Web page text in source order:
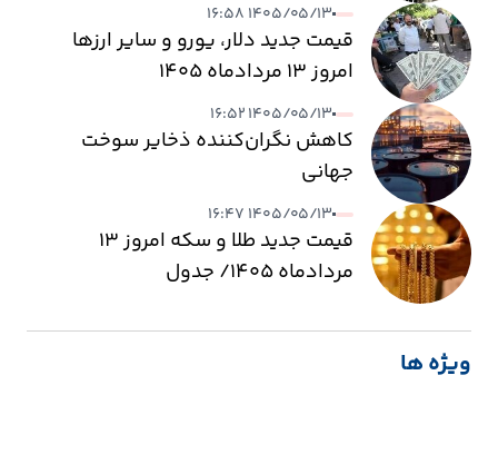
۱۴۰۵/۰۵/۱۳ ۱۶:۵۸
قیمت جدید دلار، یورو و سایر ارزها
امروز ۱۳ مردادماه ۱۴۰۵
۱۴۰۵/۰۵/۱۳ ۱۶:۵۲
کاهش نگران‌کننده ذخایر سوخت
جهانی
۱۴۰۵/۰۵/۱۳ ۱۶:۴۷
قیمت جدید طلا و سکه امروز ۱۳
مردادماه ۱۴۰۵/ جدول
ویژه ها